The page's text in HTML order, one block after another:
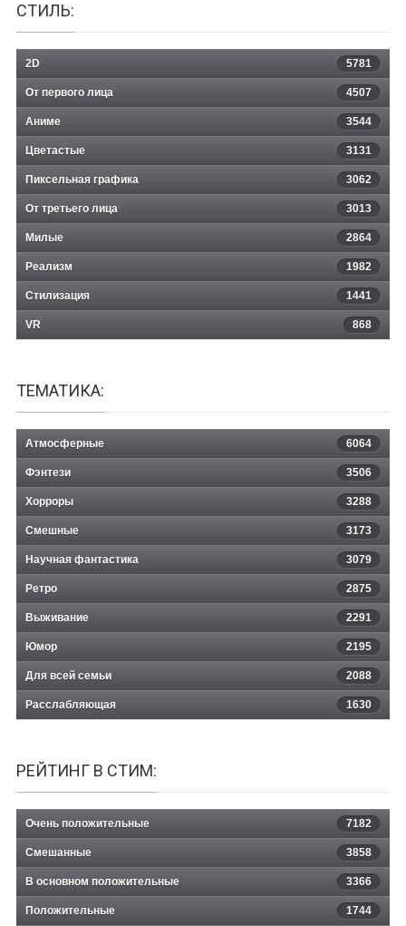
СТИЛЬ:
2D 5781
От первого лица 4507
Аниме 3544
Цветастые 3131
Пиксельная графика 3062
От третьего лица 3013
Милые 2864
Реализм 1982
Стилизация 1441
VR 868
ТЕМАТИКА:
Атмосферные 6064
Фэнтези 3506
Хорроры 3288
Смешные 3173
Научная фантастика 3079
Ретро 2875
Выживание 2291
Юмор 2195
Для всей семьи 2088
Расслабляющая 1630
РЕЙТИНГ В СТИМ:
Очень положительные 7182
Смешанные 3858
В основном положительные 3366
Положительные 1744